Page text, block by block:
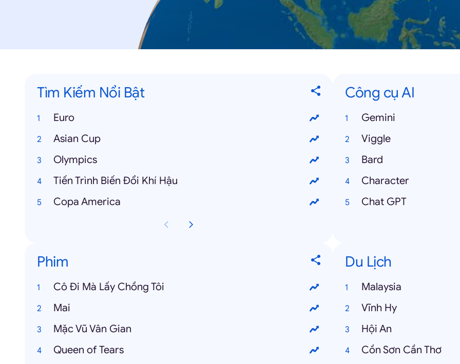
Tìm Kiếm Nổi Bật
Euro
Asian Cup
Olympics
Tiến Trình Biến Đổi Khí Hậu
Copa America
Công cụ AI
Gemini
Viggle
Bard
Character
Chat GPT
Phim
Cô Đi Mà Lấy Chồng Tôi
Mai
Mặc Vũ Vân Gian
Queen of Tears
Du Lịch
Malaysia
Vĩnh Hy
Hội An
Cồn Sơn Cần Thơ